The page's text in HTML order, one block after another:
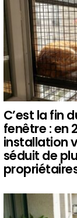
C’est la fin
fenêtre : en
installation
séduit de